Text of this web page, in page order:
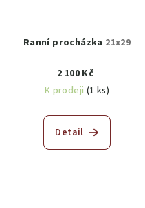
Ranní procházka 21x29
2 100 Kč
K prodeji (1 ks)
Detail